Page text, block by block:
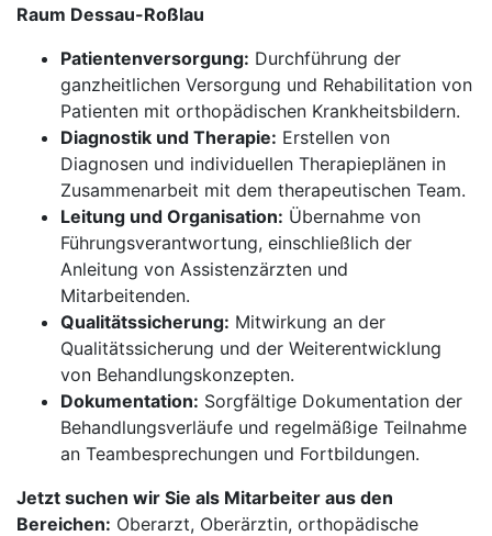
Raum Dessau-Roßlau
Patientenversorgung: Durchführung der
ganzheitlichen Versorgung und Rehabilitation von
Patienten mit orthopädischen Krankheitsbildern.
Diagnostik und Therapie: Erstellen von
Diagnosen und individuellen Therapieplänen in
Zusammenarbeit mit dem therapeutischen Team.
Leitung und Organisation: Übernahme von
Führungsverantwortung, einschließlich der
Anleitung von Assistenzärzten und
Mitarbeitenden.
Qualitätssicherung: Mitwirkung an der
Qualitätssicherung und der Weiterentwicklung
von Behandlungskonzepten.
Dokumentation: Sorgfältige Dokumentation der
Behandlungsverläufe und regelmäßige Teilnahme
an Teambesprechungen und Fortbildungen.
Jetzt suchen wir Sie als Mitarbeiter aus den
Bereichen: Oberarzt, Oberärztin, orthopädische